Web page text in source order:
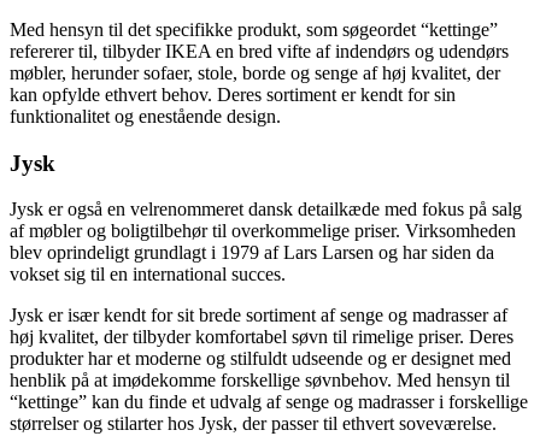
Med hensyn til det specifikke produkt, som søgeordet “kettinge”
refererer til, tilbyder IKEA en bred vifte af indendørs og udendørs
møbler, herunder sofaer, stole, borde og senge af høj kvalitet, der
kan opfylde ethvert behov. Deres sortiment er kendt for sin
funktionalitet og enestående design.
Jysk
Jysk er også en velrenommeret dansk detailkæde med fokus på salg
af møbler og boligtilbehør til overkommelige priser. Virksomheden
blev oprindeligt grundlagt i 1979 af Lars Larsen og har siden da
vokset sig til en international succes.
Jysk er især kendt for sit brede sortiment af senge og madrasser af
høj kvalitet, der tilbyder komfortabel søvn til rimelige priser. Deres
produkter har et moderne og stilfuldt udseende og er designet med
henblik på at imødekomme forskellige søvnbehov. Med hensyn til
“kettinge” kan du finde et udvalg af senge og madrasser i forskellige
størrelser og stilarter hos Jysk, der passer til ethvert soveværelse.